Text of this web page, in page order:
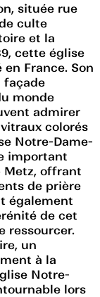
située rue
culte
et la
cette église
France. Son
façade
monde
admirer
colorés
Notre-Dame-
important
Metz, offrant
de prière
également
de cet
ressourcer.
un
à la
Notre-
lors